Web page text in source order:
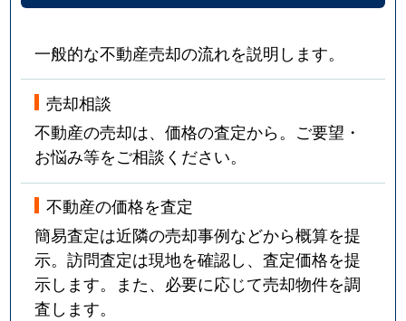
一般的な不動産売却の流れを説明します。
売却相談
不動産の売却は、価格の査定から。ご要望・
お悩み等をご相談ください。
不動産の価格を査定
簡易査定は近隣の売却事例などから概算を提
示。訪問査定は現地を確認し、査定価格を提
示します。また、必要に応じて売却物件を調
査します。